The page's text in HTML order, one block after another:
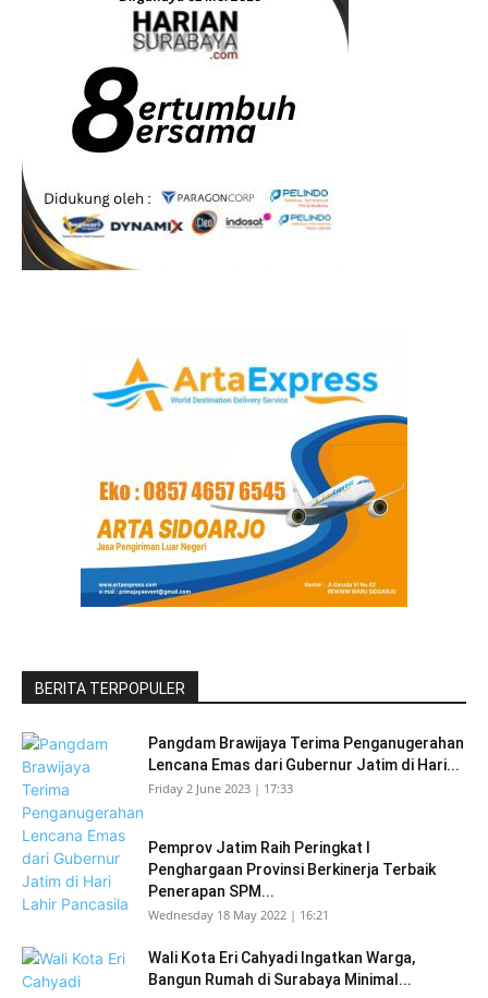
BERITA TERPOPULER
Pangdam Brawijaya Terima Penganugerahan
Lencana Emas dari Gubernur Jatim di Hari...
Friday 2 June 2023 | 17:33
Pemprov Jatim Raih Peringkat I
Penghargaan Provinsi Berkinerja Terbaik
Penerapan SPM...
Wednesday 18 May 2022 | 16:21
Wali Kota Eri Cahyadi Ingatkan Warga,
Bangun Rumah di Surabaya Minimal...